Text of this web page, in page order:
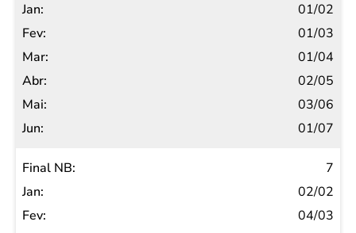
01/02
01/03
01/04
02/05
03/06
01/07
7
02/02
04/03